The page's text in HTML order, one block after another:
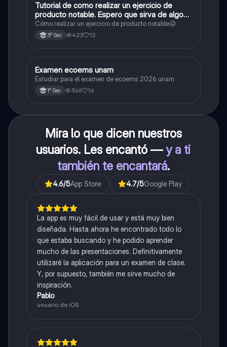
Matemáticas
Tutorial de como realizar un ejercicio de
producto notable. Espero que sirva de algo💕
😜
Cómo realizar un ejercicio de producto notable😜
3º Sec 423 12
Español
Examen ecoems unam
Estudiar para el examen de ecoems 2026 unam
1º Sec 366 16
Mira lo que dicen nuestros
usuarios. Les encantó —y a ti
también te encantará.
4.6/5App Store 4.7/5Google Play
La app es muy fácil de usar y está muy bien
diseñada. Hasta ahora he encontrado todo lo
que estaba buscando y he podido aprender
mucho de las presentaciones. Definitivamente
utilizaré la aplicación para un examen de clase.
Y, por supuesto, también me sirve mucho de
inspiración.
Pablo
usuario de iOS